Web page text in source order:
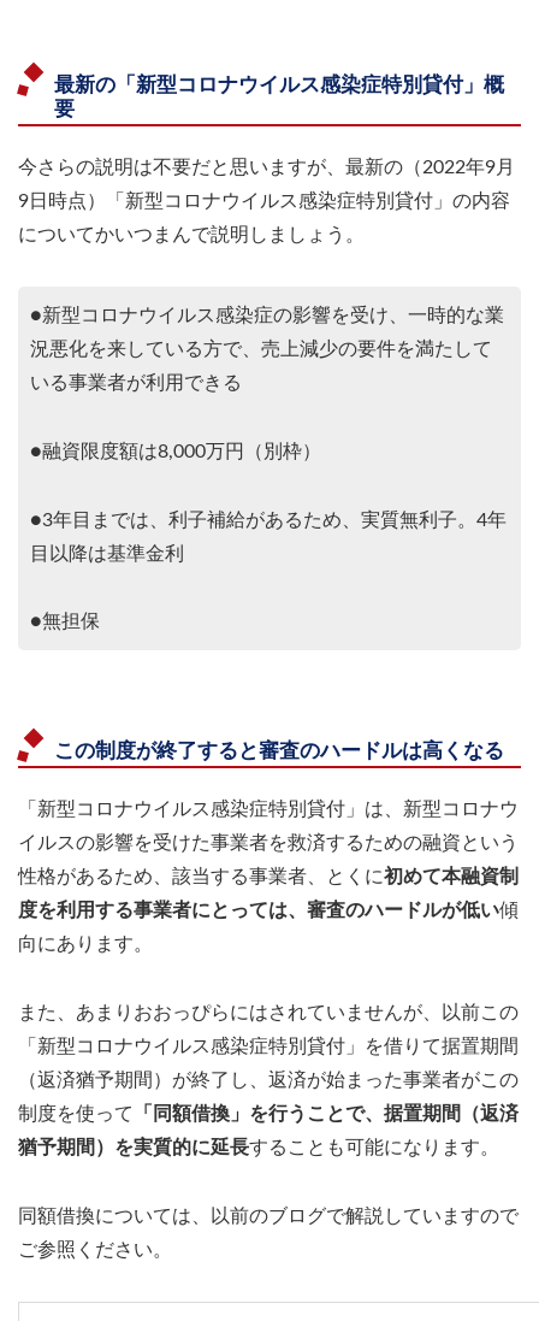
最新の「新型コロナウイルス感染症特別貸付」概
要
今さらの説明は不要だと思いますが、最新の（2022年9月
9日時点）「新型コロナウイルス感染症特別貸付」の内容
についてかいつまんで説明しましょう。
●新型コロナウイルス感染症の影響を受け、一時的な業
況悪化を来している方で、売上減少の要件を満たして
いる事業者が利用できる
●融資限度額は8,000万円（別枠）
●3年目までは、利子補給があるため、実質無利子。4年
目以降は基準金利
●無担保
この制度が終了すると審査のハードルは高くなる
「新型コロナウイルス感染症特別貸付」は、新型コロナウ
イルスの影響を受けた事業者を救済するための融資という
性格があるため、該当する事業者、とくに初めて本融資制
度を利用する事業者にとっては、審査のハードルが低い傾
向にあります。
また、あまりおおっぴらにはされていませんが、以前この
「新型コロナウイルス感染症特別貸付」を借りて据置期間
（返済猶予期間）が終了し、返済が始まった事業者がこの
制度を使って
「同額借換」を行うことで、据置期間（返済
猶予期間）を実質的に延長することも可能になります。
同額借換については、以前のブログで解説していますので
ご参照ください。